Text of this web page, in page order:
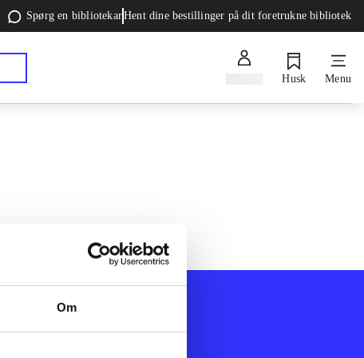
Om
Spørg en bibliotekarHent dine bestillinger på dit foretrukne bibliotek
Husk Menu
Afdelinger